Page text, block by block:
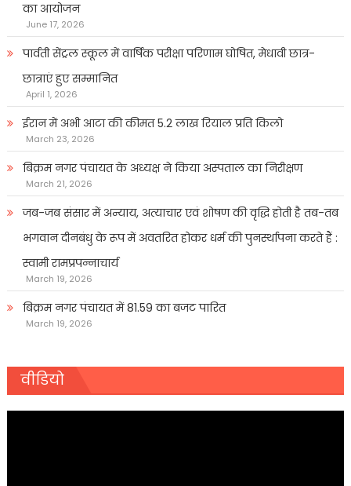
का आयोजन
June 17, 2026
पार्वती सेंट्रल स्कूल में वार्षिक परीक्षा परिणाम घोषित, मेधावी छात्र-
छात्राएं हुए सम्मानित
April 1, 2026
ईरान में अभी आटा की कीमत 5.2 लाख रियाल प्रति किलो
March 23, 2026
बिक्रम नगर पंचायत के अध्यक्ष ने किया अस्पताल का निरीक्षण
March 21, 2026
जब-जब संसार में अन्याय, अत्याचार एवं शोषण की वृद्धि होती है तब-तब
भगवान दीनबंधु के रूप में अवतरित होकर धर्म की पुनर्स्थापना करते हैं :
स्वामी रामप्रपन्नाचार्य
March 19, 2026
बिक्रम नगर पंचायत में 81.59 का बजट पारित
March 19, 2026
वीडियो